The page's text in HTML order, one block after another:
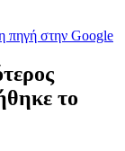
πηγή στην Google
το